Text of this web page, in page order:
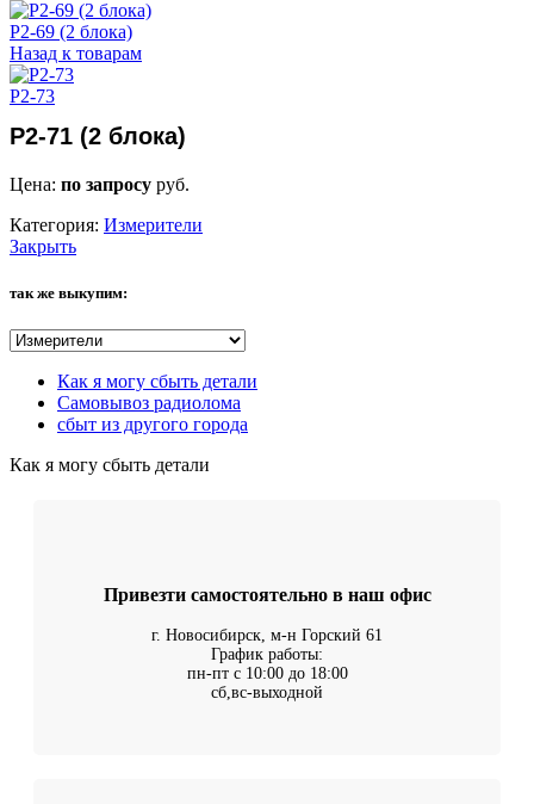
Р2-69 (2 блока)
Назад к товарам
Р2-73
Р2-71 (2 блока)
Цена: по запросу руб.
Категория: Измерители
Закрыть
так же выкупим:
Как я могу сбыть детали
Самовывоз радиолома
сбыт из другого города
Как я могу сбыть детали
Привезти самостоятельно в наш офис
г. Новосибирск, м-н Горский 61
График работы:
пн-пт с 10:00 до 18:00
сб,вс-выходной